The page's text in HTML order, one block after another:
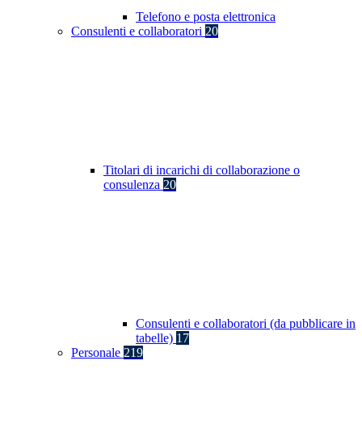
Telefono e posta elettronica
Consulenti e collaboratori 20
Titolari di incarichi di collaborazione o
consulenza 20
Consulenti e collaboratori (da pubblicare in
tabelle) 17
Personale 219